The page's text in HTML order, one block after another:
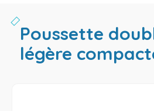
poussette double bébé
légère